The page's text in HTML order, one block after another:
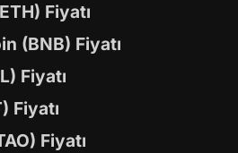
Fiyatı
(BNB) Fiyatı
Fiyatı
Fiyatı
Fiyatı